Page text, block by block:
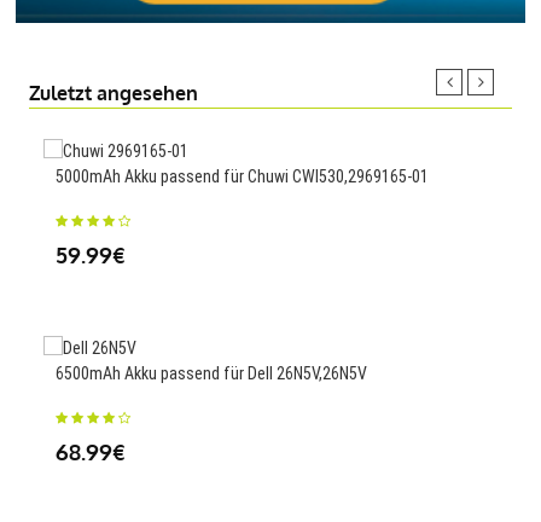
Zuletzt angesehen
5000mAh Akku passend für Chuwi CWI530,2969165-01
59.99€
6500mAh Akku passend für Dell 26N5V,26N5V
68.99€